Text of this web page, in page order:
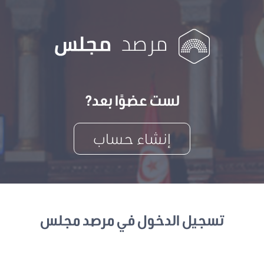
لست عضوًا بعد?
إنشاء حساب
تسجيل الدخول في مرصد مجلس